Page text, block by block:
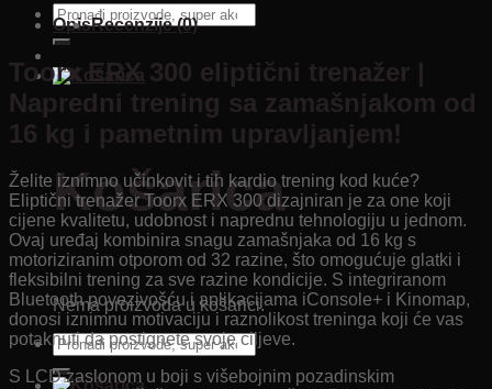
Pretraži:
Košarica
Nema proizvoda u košarici.
Pretraži:
OpisRecenzije (0)
Toorx ERX 300 eliptični trenažer |
Napredni trening sa zamašnjakom od
16 kg i pametnim upravljanjem!
Želite iznimno učinkovit i tih kardio trening kod kuće?
Eliptični trenažer Toorx ERX 300 dizajniran je za one koji
cijene kvalitetu, udobnost i naprednu tehnologiju u jednom.
Ovaj uređaj kombinira snagu zamašnjaka od 16 kg s
motoriziranim otporom od 32 razine, što omogućuje glatki i
fleksibilni trening za sve razine kondicije. S integriranom
Bluetooth povezivošću i aplikacijama iConsole+ i Kinomap,
donosi iznimnu motivaciju i raznolikost treninga koji će vas
potaknuti da postignete svoje ciljeve.
S LCD zaslonom u boji s višebojnim pozadinskim